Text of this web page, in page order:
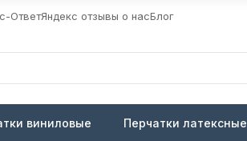
ОтветЯндекс отзывы о насБлог
виниловые Перчатки латексные